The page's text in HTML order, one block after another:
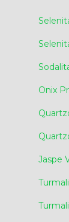
Onix
Jaspe